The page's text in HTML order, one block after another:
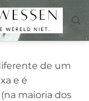
de um
e é
maioria dos